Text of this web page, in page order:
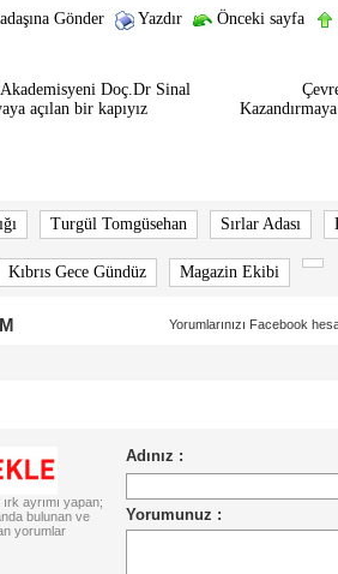
Gönder Yazdır Önceki sayfa
Doç.Dr Sinal
açılan bir kapıyız
Turgül Tomgüsehan Sırlar Adası
Kıbrıs Gece Gündüz Magazin Ekibi
Yorumlarınızı Facebook
ayrımı yapan;
bulunan ve
yorumlar